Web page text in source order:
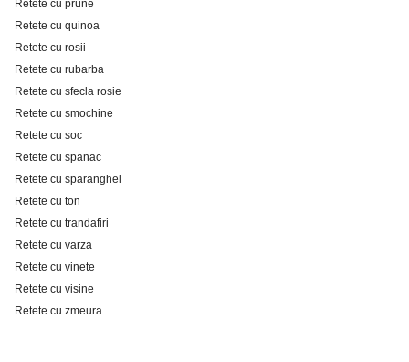
Retete cu prune
Retete cu quinoa
Retete cu rosii
Retete cu rubarba
Retete cu sfecla rosie
Retete cu smochine
Retete cu soc
Retete cu spanac
Retete cu sparanghel
Retete cu ton
Retete cu trandafiri
Retete cu varza
Retete cu vinete
Retete cu visine
Retete cu zmeura